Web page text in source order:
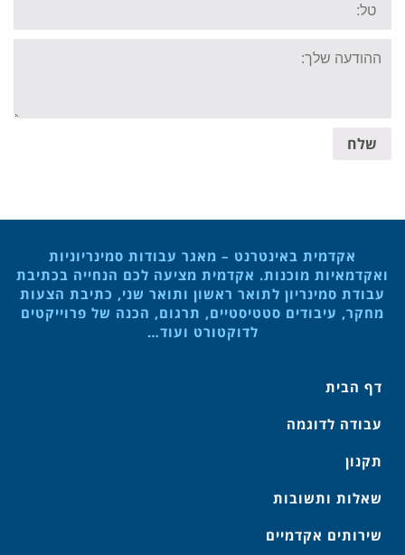
Your
message:
שלח
אקדמית באינטרנט – מאגר עבודות סמינריוניות
ואקדמאיות מוכנות. אקדמית מציעה לכם הנחייה בכתיבת
עבודת סמינריון לתואר ראשון ותואר שני, כתיבת הצעות
מחקר, עיבודים סטטיסטיים, תרגום, הכנה של פרוייקטים
לדוקטורט ועוד…
דף הבית
עבודה לדוגמה
תקנון
שאלות ותשובות
שירותים אקדמיים